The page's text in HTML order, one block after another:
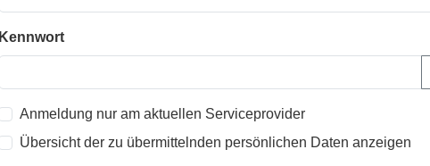
Kennwort
Anmeldung nur am aktuellen Serviceprovider
Übersicht der zu übermittelnden persönlichen Daten anzeigen